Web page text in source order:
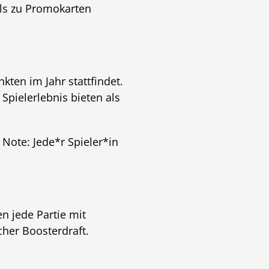
zu Promokarten
im Jahr stattfindet.
bieten als
Jede*r Spieler*in
jede Partie mit
Boosterdraft.